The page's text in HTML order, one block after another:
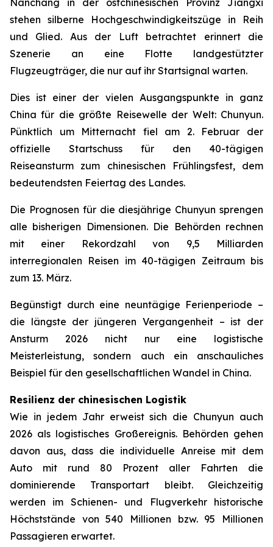
Nanchang in der ostchinesischen Provinz Jiangxi
stehen silberne Hochgeschwindigkeitszüge in Reih
und Glied. Aus der Luft betrachtet erinnert die
Szenerie an eine Flotte landgestützter
Flugzeugträger, die nur auf ihr Startsignal warten.
Dies ist einer der vielen Ausgangspunkte in ganz
China für die größte Reisewelle der Welt: Chunyun.
Pünktlich um Mitternacht fiel am 2. Februar der
offizielle Startschuss für den 40-tägigen
Reiseansturm zum chinesischen Frühlingsfest, dem
bedeutendsten Feiertag des Landes.
Die Prognosen für die diesjährige Chunyun sprengen
alle bisherigen Dimensionen. Die Behörden rechnen
mit einer Rekordzahl von 9,5 Milliarden
interregionalen Reisen im 40-tägigen Zeitraum bis
zum 13. März.
Begünstigt durch eine neuntägige Ferienperiode –
die längste der jüngeren Vergangenheit – ist der
Ansturm 2026 nicht nur eine logistische
Meisterleistung, sondern auch ein anschauliches
Beispiel für den gesellschaftlichen Wandel in China.
Resilienz der chinesischen Logistik
Wie in jedem Jahr erweist sich die Chunyun auch
2026 als logistisches Großereignis. Behörden gehen
davon aus, dass die individuelle Anreise mit dem
Auto mit rund 80 Prozent aller Fahrten die
dominierende Transportart bleibt. Gleichzeitig
werden im Schienen- und Flugverkehr historische
Höchststände von 540 Millionen bzw. 95 Millionen
Passagieren erwartet.